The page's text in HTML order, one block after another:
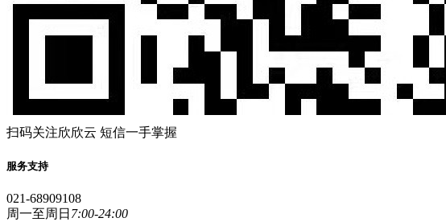
扫码关注欣欣云 短信一手掌握
服务支持
021-68909108
周一至周日 7:00-24:00